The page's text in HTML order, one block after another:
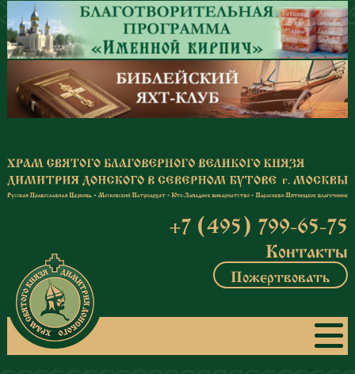
Перейти к основному содержанию
+7 (495) 799-65-75
Контакты
Пожертвовать